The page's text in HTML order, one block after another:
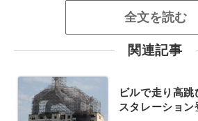
全文を読む
関連記事
ビルで走り高
スタレーション